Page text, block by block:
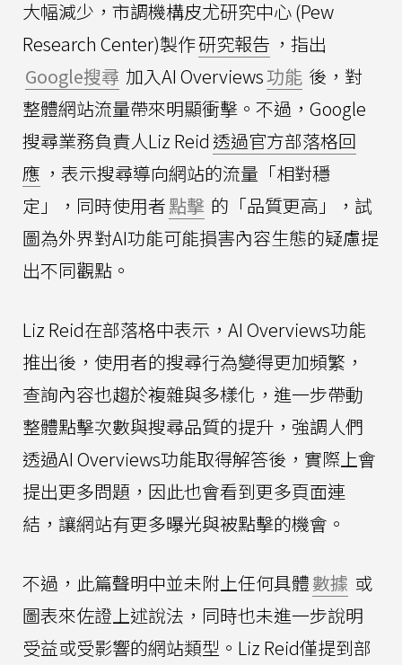
大幅減少，市調機構皮尤研究中心 (Pew
Research Center)製作研究報告 ，指出
Google搜尋 加入AI Overviews功能 後，對
整體網站流量帶來明顯衝擊。不過，Google
搜尋業務負責人Liz Reid 透過官方部落格回
應 ，表示搜尋導向網站的流量「相對穩
定」，同時使用者點擊 的「品質更高」，試
圖為外界對AI功能可能損害內容生態的疑慮提
出不同觀點。
Liz Reid在部落格中表示，AI Overviews功能
推出後，使用者的搜尋行為變得更加頻繁，
查詢內容也趨於複雜與多樣化，進一步帶動
整體點擊次數與搜尋品質的提升，強調人們
透過AI Overviews功能取得解答後，實際上會
提出更多問題，因此也會看到更多頁面連
結，讓網站有更多曝光與被點擊的機會。
不過，此篇聲明中並未附上任何具體數據 或
圖表來佐證上述說法，同時也未進一步說明
受益或受影響的網站類型。Liz Reid僅提到部